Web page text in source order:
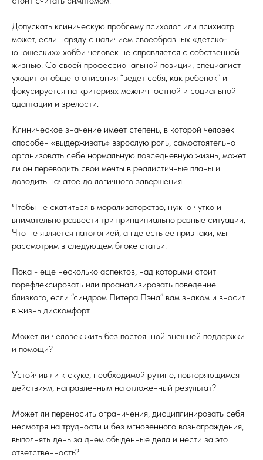
Допускать клиническую проблему психолог или психиатр
может, если наряду с наличием своеобразных «детско-
юношеских» хобби человек не справляется с собственной
жизнью. Со своей профессиональной позиции, специалист
уходит от общего описания “ведет себя, как ребенок” и
фокусируется на критериях межличностной и социальной
адаптации и зрелости.
Клиническое значение имеет степень, в которой человек
способен «выдерживать» взрослую роль, самостоятельно
организовать себе нормальную повседневную жизнь, может
ли он переводить свои мечты в реалистичные планы и
доводить начатое до логичного завершения.
Чтобы не скатиться в морализаторство, нужно чутко и
внимательно развести три принципиально разные ситуации.
Что не является патологией, а где есть ее признаки, мы
рассмотрим в следующем блоке статьи.
Пока - еще несколько аспектов, над которыми стоит
порефлексировать или проанализировать поведение
близкого, если “синдром Питера Пэна” вам знаком и вносит
в жизнь дискомфорт.
Может ли человек жить без постоянной внешней поддержки
и помощи?
Устойчив ли к скуке, необходимой рутине, повторяющимся
действиям, направленным на отложенный результат?
Может ли переносить ограничения, дисциплинировать себя
несмотря на трудности и без мгновенного вознаграждения,
выполнять день за днем обыденные дела и нести за это
ответственность?